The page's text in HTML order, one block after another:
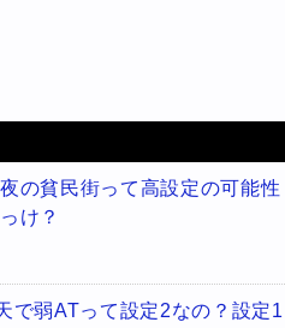
の貧民街って高設定の可能性
け？
で弱ATって設定2なの？設定1